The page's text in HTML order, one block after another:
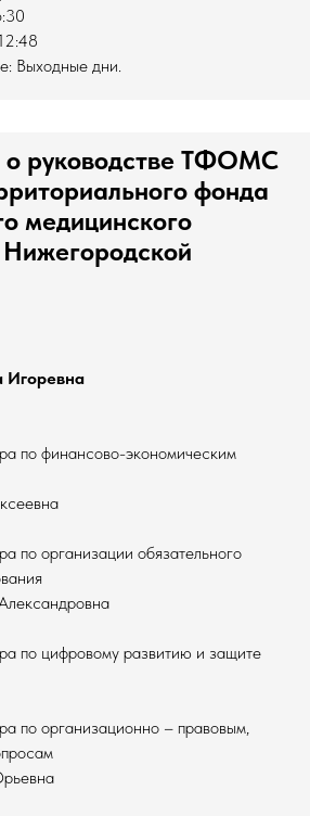
Выходные дни.
руководстве ТФОМС
фонда
медицинского
Игоревна
по финансово-экономическим
по организации обязательного
по цифровому развитию и защите
по организационно – правовым,